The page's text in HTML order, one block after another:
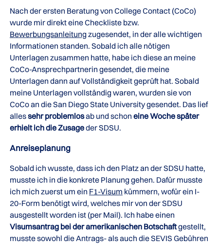
Nach der ersten Beratung von College Contact (CoCo)
wurde mir direkt eine Checkliste bzw.
Bewerbungsanleitung zugesendet, in der alle wichtigen
Informationen standen. Sobald ich alle nötigen
Unterlagen zusammen hatte, habe ich diese an meine
CoCo-Ansprechpartnerin gesendet, die meine
Unterlagen dann auf Vollständigkeit geprüft hat. Sobald
meine Unterlagen vollständig waren, wurden sie von
CoCo an die San Diego State University gesendet. Das lief
allessehr problemlosab und schon eine Woche später
erhielt ich die Zusageder SDSU.
Anreiseplanung
Sobald ich wusste, dass ich den Platz an der SDSU hatte,
musste ich in die konkrete Planung gehen. Dafür musste
ich mich zuerst um ein F1-Visum kümmern, wofür ein I-
20-Form benötigt wird, welches mir von der SDSU
ausgestellt worden ist (per Mail). Ich habe einen
Visumsantrag bei der amerikanischen Botschaftgestellt,
musste sowohl die Antrags- als auch die SEVIS Gebühren